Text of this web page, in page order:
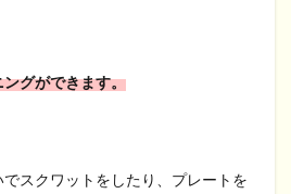
グができます。
スクワットをしたり、プレートを